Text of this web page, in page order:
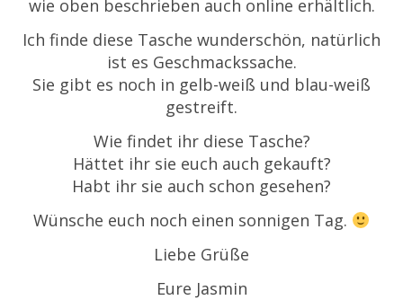
wie oben beschrieben auch online erhältlich.
Ich finde diese Tasche wunderschön, natürlich
ist es Geschmackssache.
Sie gibt es noch in gelb-weiß und blau-weiß
gestreift.
Wie findet ihr diese Tasche?
Hättet ihr sie euch auch gekauft?
Habt ihr sie auch schon gesehen?
Wünsche euch noch einen sonnigen Tag.
Liebe Grüße
Eure Jasmin